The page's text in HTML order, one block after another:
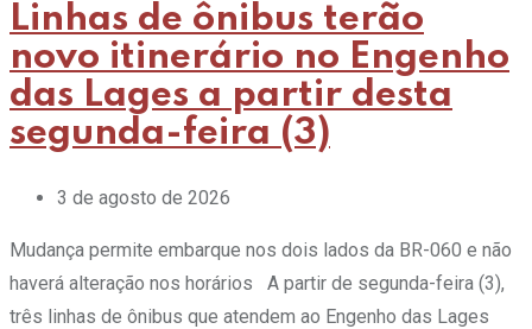
Linhas de ônibus terão
novo itinerário no Engenho
das Lages a partir desta
segunda-feira (3)
3 de agosto de 2026
Mudança permite embarque nos dois lados da BR-060 e não
haverá alteração nos horários A partir de segunda-feira (3),
três linhas de ônibus que atendem ao Engenho das Lages